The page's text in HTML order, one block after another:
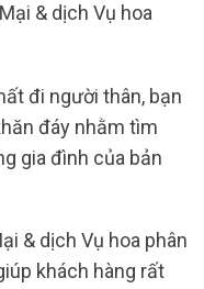
& dịch Vụ hoa
đi người thân, bạn
đáy nhằm tìm
gia đình của bản
& dịch Vụ hoa phân
khách hàng rất